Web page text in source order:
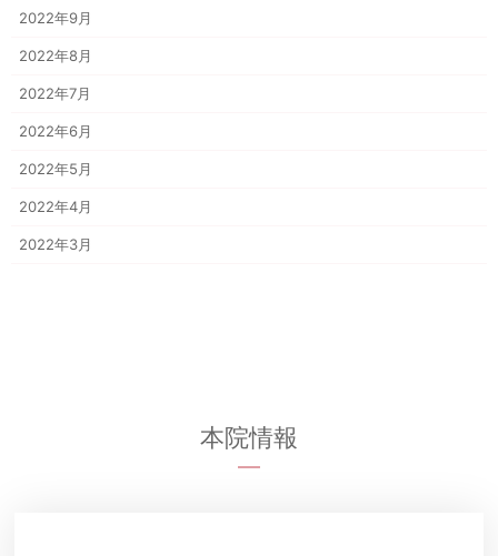
2022年9月
2022年8月
2022年7月
2022年6月
2022年5月
2022年4月
2022年3月
本院情報